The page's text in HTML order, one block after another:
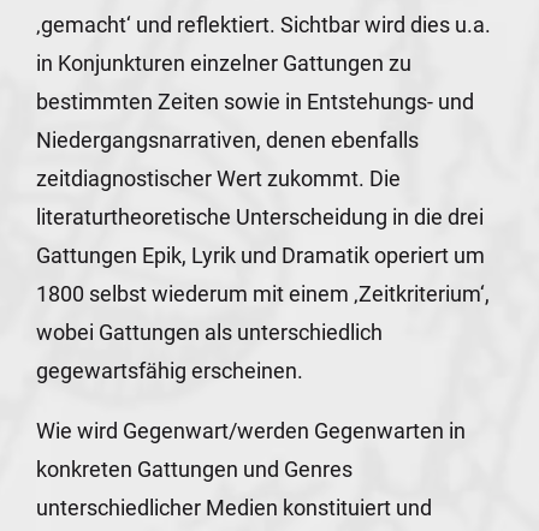
‚gemacht‘ und reflektiert. Sichtbar wird dies u.a.
in Konjunkturen einzelner Gattungen zu
bestimmten Zeiten sowie in Entstehungs- und
Niedergangsnarrativen, denen ebenfalls
zeitdiagnostischer Wert zukommt. Die
literaturtheoretische Unterscheidung in die drei
Gattungen Epik, Lyrik und Dramatik operiert um
1800 selbst wiederum mit einem ‚Zeitkriterium‘,
wobei Gattungen als unterschiedlich
gegewartsfähig erscheinen.
Wie wird Gegenwart/werden Gegenwarten in
konkreten Gattungen und Genres
unterschiedlicher Medien konstituiert und